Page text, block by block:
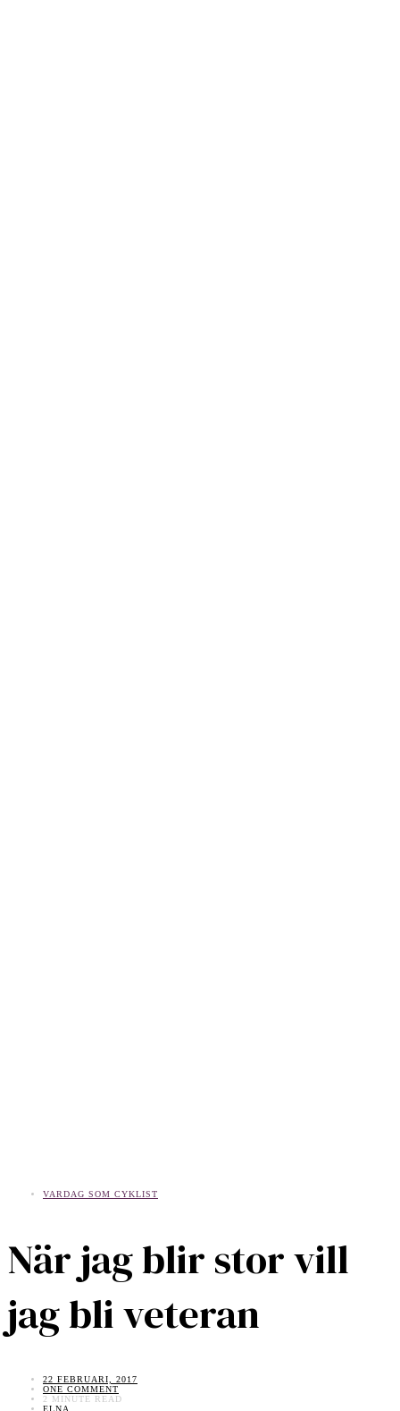
VARDAG SOM CYKLIST
När jag blir stor vill
jag bli veteran
22 FEBRUARI, 2017
ONE COMMENT
2 MINUTE READ